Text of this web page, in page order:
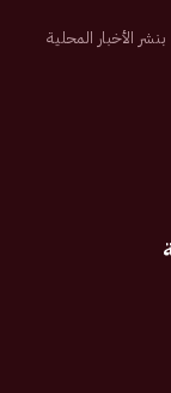
تم تأسيسها عام 2007م تهتم بنشر الأخبار المحلية